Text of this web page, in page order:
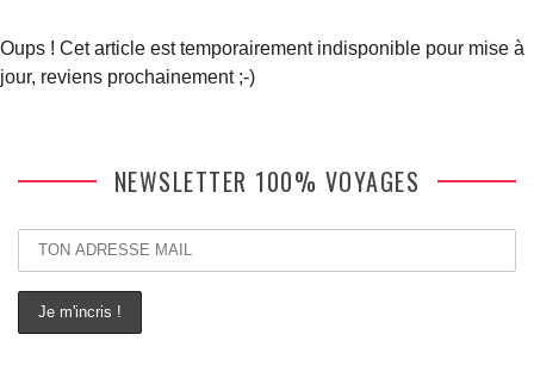
Oups ! Cet article est temporairement indisponible pour mise à
jour, reviens prochainement ;-)
NEWSLETTER 100% VOYAGES